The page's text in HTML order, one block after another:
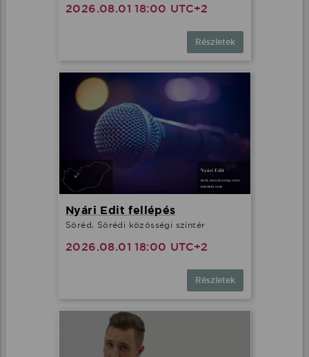
2026.08.01 18:00 UTC+2
Részletek
Nyári Edit fellépés
Söréd, Sörédi közösségi színtér
2026.08.01 18:00 UTC+2
Részletek